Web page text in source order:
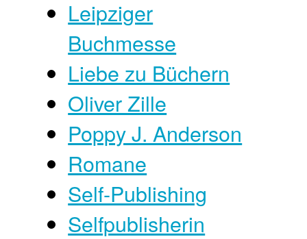
Leipziger
Buchmesse
Liebe zu Büchern
Oliver Zille
Poppy J. Anderson
Romane
Self-Publishing
Selfpublisherin